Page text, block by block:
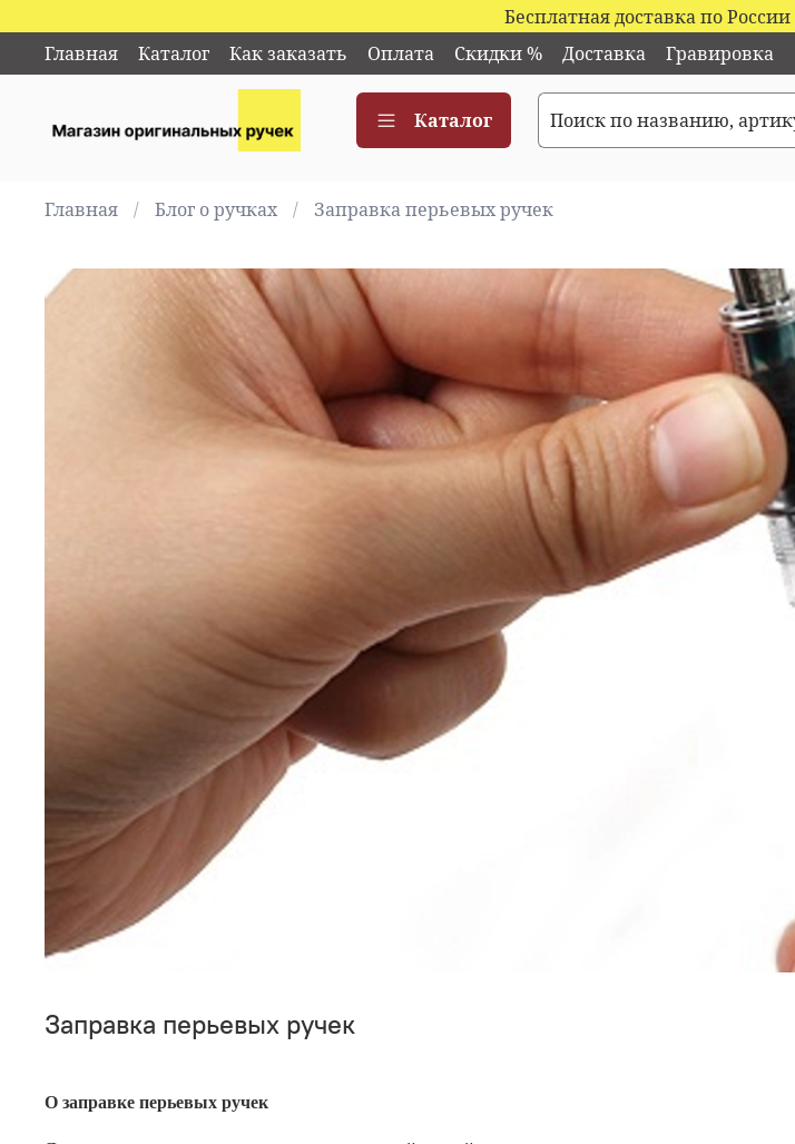
Бесплатная доставка по
Главная
Каталог Как заказать Оплата Скидки % Доставка Гравировка
Каталог
Главная Блог о ручках Заправка перьевых ручек
Заправка перьевых ручек
О заправке перьевых ручек